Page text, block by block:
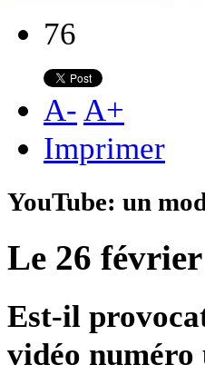
76
A- A+
Imprimer
YouTube: un
Le 26 février
Est-il
vidéo